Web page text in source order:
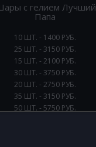
с гелием Лучший
Папа
10 ШТ. - 1400 РУБ.
15 ШТ. - 2100 РУБ.
20 ШТ. - 2750 РУБ.
25 ШТ. - 3150 РУБ.
30 ШТ. - 3750 РУБ.
35 ШТ. - 3150 РУБ.
50 ШТ. - 5750 РУБ.